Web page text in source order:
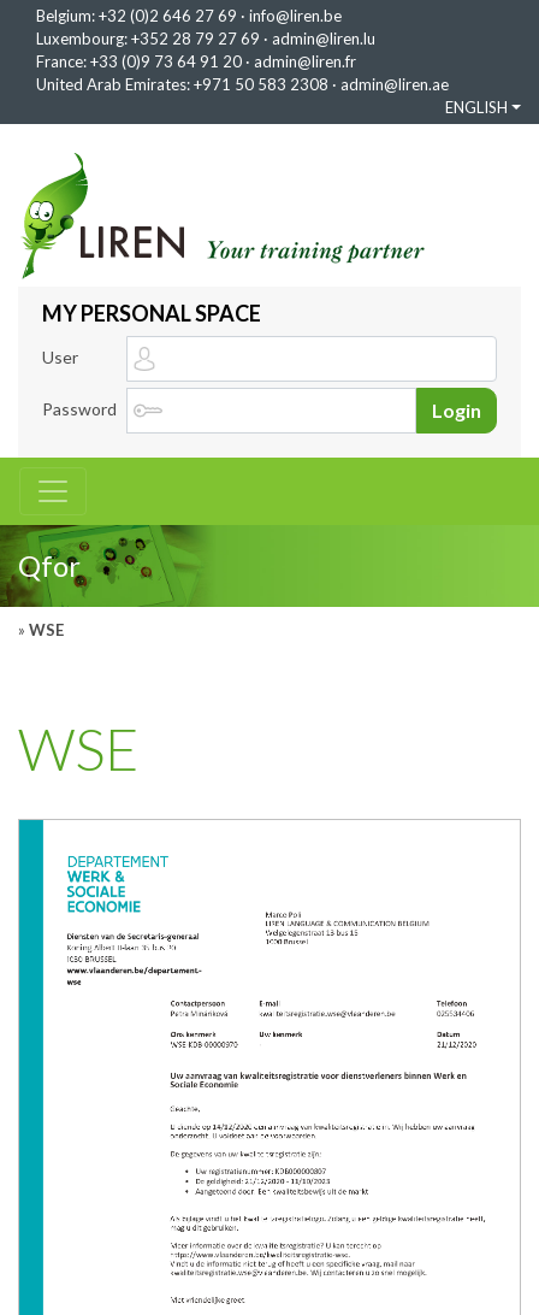
Belgium:+32 (0)2 646 27 69 · info@liren.be
Luxembourg:+352 28 79 27 69 · admin@liren.lu
France:+33 (0)9 73 64 91 20 · admin@liren.fr
United Arab Emirates:+971 50 583 2308 · admin@liren.ae
ENGLISH
MY PERSONAL SPACE
User
Password Login
Qfor
» WSE
WSE